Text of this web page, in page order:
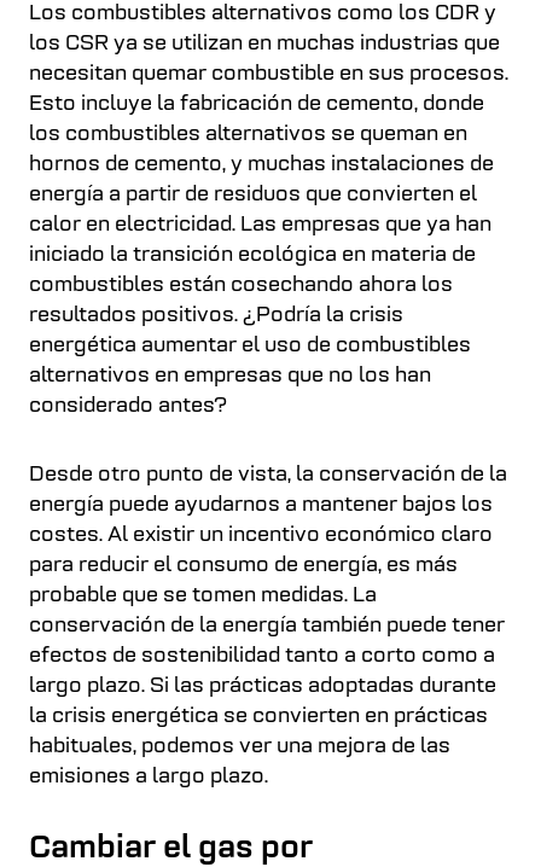
Los combustibles alternativos como los CDR y
los CSR ya se utilizan en muchas industrias que
necesitan quemar combustible en sus procesos.
Esto incluye la fabricación de cemento, donde
los combustibles alternativos se queman en
hornos de cemento, y muchas instalaciones de
energía a partir de residuos que convierten el
calor en electricidad. Las empresas que ya han
iniciado la transición ecológica en materia de
combustibles están cosechando ahora los
resultados positivos. ¿Podría la crisis
energética aumentar el uso de combustibles
alternativos en empresas que no los han
considerado antes?
Desde otro punto de vista, la conservación de la
energía puede ayudarnos a mantener bajos los
costes. Al existir un incentivo económico claro
para reducir el consumo de energía, es más
probable que se tomen medidas. La
conservación de la energía también puede tener
efectos de sostenibilidad tanto a corto como a
largo plazo. Si las prácticas adoptadas durante
la crisis energética se convierten en prácticas
habituales, podemos ver una mejora de las
emisiones a largo plazo.
Cambiar el gas por